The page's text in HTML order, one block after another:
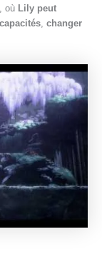
, où Lily peut
, changer